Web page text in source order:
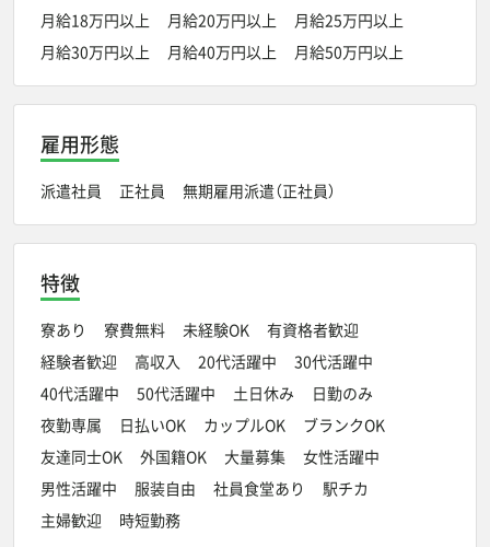
月給18万円以上
月給20万円以上
月給25万円以上
月給30万円以上
月給40万円以上 月給50万円以上
雇用形態
派遣社員 正社員 無期雇用派遣（正社員）
特徴
寮あり 寮費無料 未経験OK
有資格者歓迎
経験者歓迎
高収入 20代活躍中
30代活躍中
40代活躍中
50代活躍中 土日休み
日勤のみ
夜勤専属
日払いOK カップルOK
ブランクOK
友達同士OK
外国籍OK 大量募集
女性活躍中
男性活躍中
服装自由 社員食堂あり
駅チカ
主婦歓迎
時短勤務